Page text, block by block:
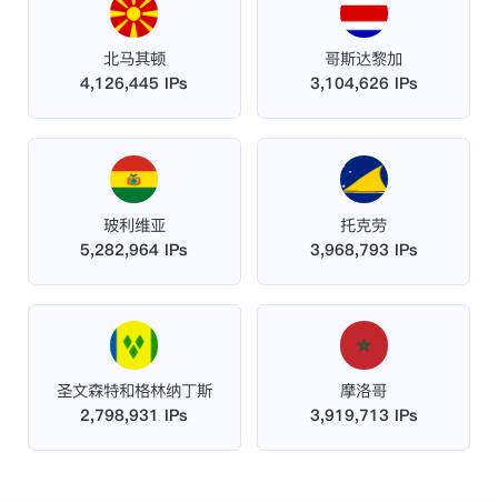
北马其顿
4,126,445 IPs
哥斯达黎加
3,104,626 IPs
玻利维亚
5,282,964 IPs
托克劳
3,968,793 IPs
圣文森特和格林纳丁斯
2,798,931 IPs
摩洛哥
3,919,713 IPs